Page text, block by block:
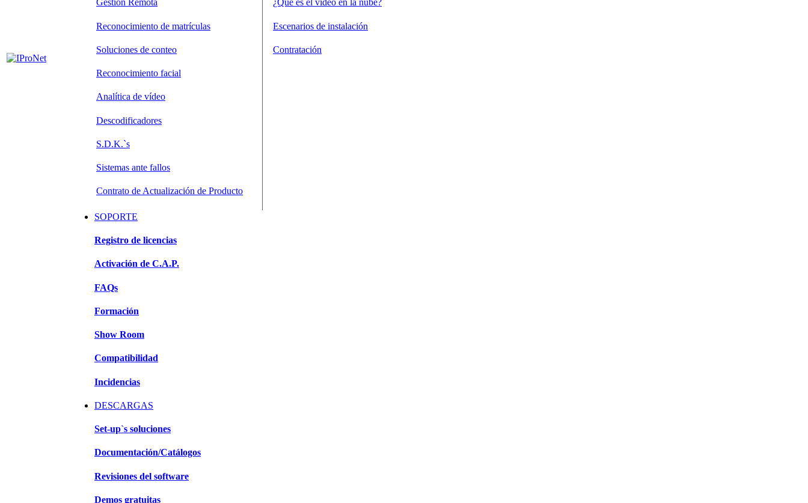
Gestión Remota
Reconocimiento de matrículas
Soluciones de conteo
Reconocimiento facial
Analítica de vídeo
Descodificadores
S.D.K.`s
Sistemas ante fallos
Contrato de Actualización de Producto
¿Qué es el vídeo en la nube?
Escenarios de instalación
Contratación
SOPORTE
Registro de licencias
Activación de C.A.P.
FAQs
Formación
Show Room
Compatibilidad
Incidencias
DESCARGAS
Set-up`s soluciones
Documentación/Catálogos
Revisiones del software
Demos gratuitas